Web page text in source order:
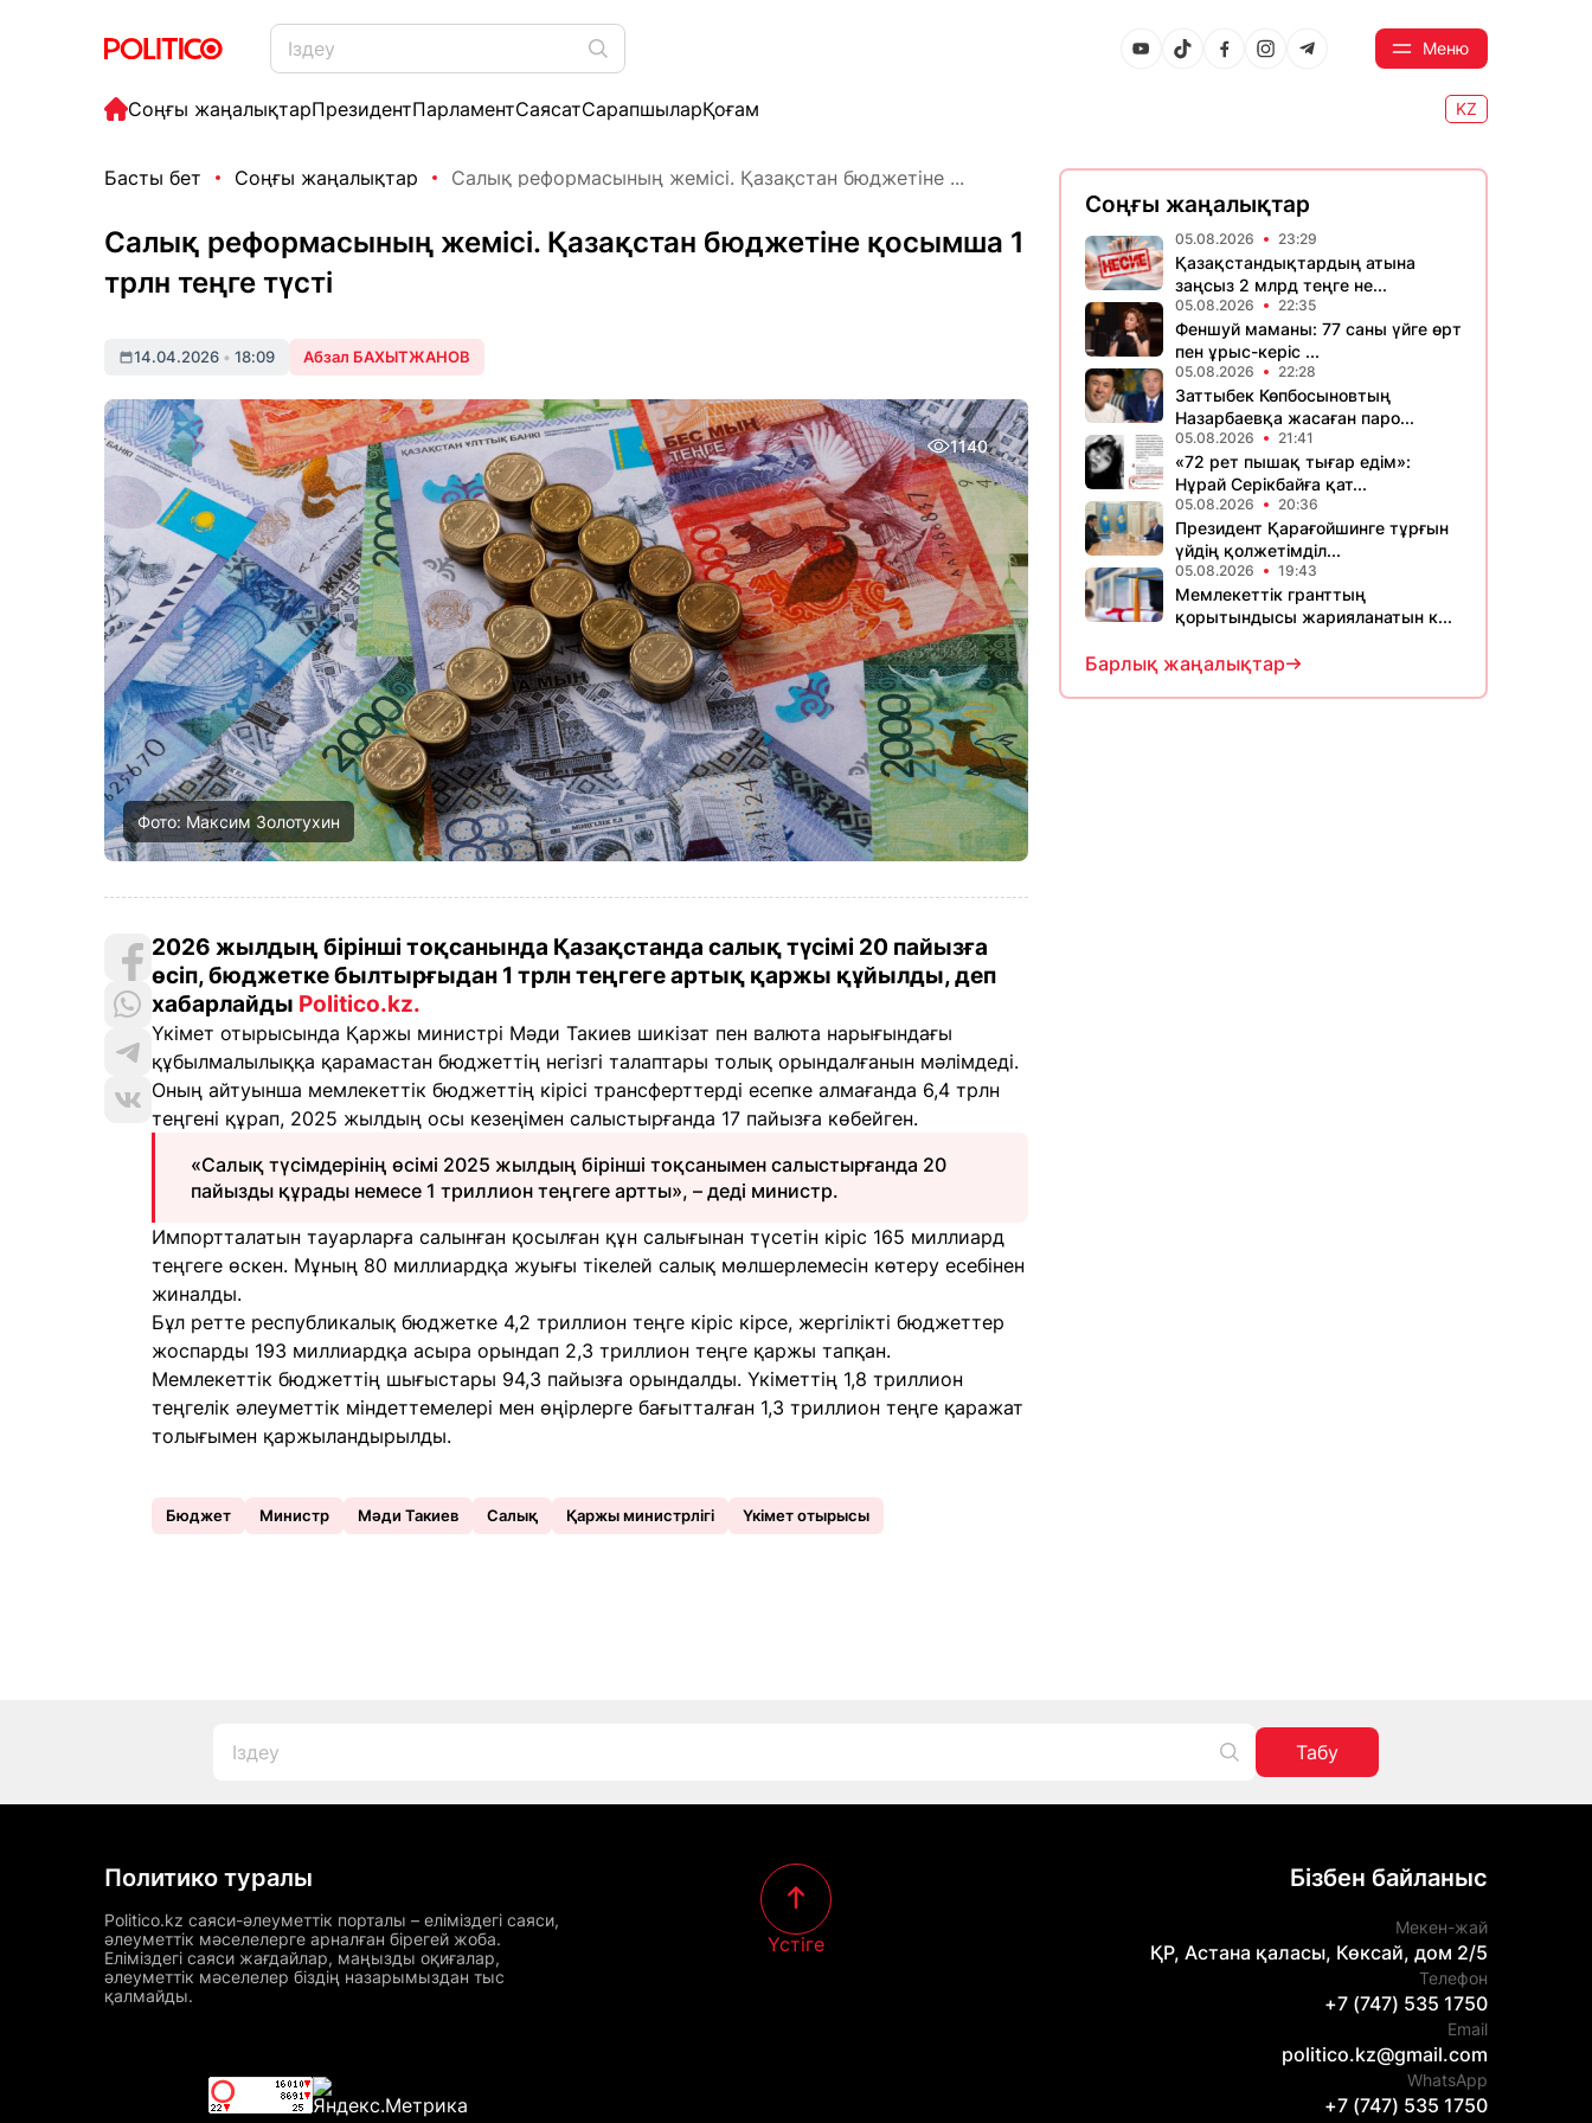
Меню
Соңғы жаңалықтарПрезидентПарламентСаясатСарапшыларҚоғам KZ
Басты бет Соңғы жаңалықтар Салық реформасының жемісі. Қазақстан бюджетіне ...
Салық реформасының жемісі. Қазақстан бюджетіне қосымша 1
трлн теңге түсті
14.04.2026 • 18:09 Абзал БАХЫТЖАНОВ
1140
Фото: Максим Золотухин
2026 жылдың бірінші тоқсанында Қазақстанда салық түсімі 20 пайызға
өсіп, бюджетке былтырғыдан 1 трлн теңгеге артық қаржы құйылды, деп
хабарлайды Politico.kz.
Үкімет отырысында Қаржы министрі Мәди Такиев шикізат пен валюта нарығындағы
құбылмалылыққа қарамастан бюджеттің негізгі талаптары толық орындалғанын мәлімдеді.
Оның айтуынша мемлекеттік бюджеттің кірісі трансферттерді есепке алмағанда 6,4 трлн
теңгені құрап, 2025 жылдың осы кезеңімен салыстырғанда 17 пайызға көбейген.
«Салық түсімдерінің өсімі 2025 жылдың бірінші тоқсанымен салыстырғанда 20
пайызды құрады немесе 1 триллион теңгеге артты», – деді министр.
Импортталатын тауарларға салынған қосылған құн салығынан түсетін кіріс 165 миллиард
теңгеге өскен. Мұның 80 миллиардқа жуығы тікелей салық мөлшерлемесін көтеру есебінен
жиналды.
Бұл ретте республикалық бюджетке 4,2 триллион теңге кіріс кірсе, жергілікті бюджеттер
жоспарды 193 миллиардқа асыра орындап 2,3 триллион теңге қаржы тапқан.
Мемлекеттік бюджеттің шығыстары 94,3 пайызға орындалды. Үкіметтің 1,8 триллион
теңгелік әлеуметтік міндеттемелері мен өңірлерге бағытталған 1,3 триллион теңге қаражат
толығымен қаржыландырылды.
Бюджет Министр Мәди Такиев Салық Қаржы министрлігі Үкімет отырысы
Соңғы жаңалықтар
05.08.2026 23:29
Қазақстандықтардың атына
заңсыз 2 млрд теңге не...
05.08.2026 22:35
Феншуй маманы: 77 саны үйге өрт
пен ұрыс-керіс ...
05.08.2026 22:28
Заттыбек Көпбосыновтың
Назарбаевқа жасаған паро...
05.08.2026 21:41
«72 рет пышақ тығар едім»:
Нұрай Серікбайға қат...
05.08.2026 20:36
Президент Қарағойшинге тұрғын
үйдің қолжетімділ...
05.08.2026 19:43
Мемлекеттік гранттың
қорытындысы жарияланатын к...
Барлық жаңалықтар
Табу
Политико туралы
Politico.kz саяси-әлеуметтік порталы – еліміздегі саяси,
әлеуметтік мәселелерге арналған бірегей жоба.
Еліміздегі саяси жағдайлар, маңызды оқиғалар,
әлеуметтік мәселелер біздің назарымыздан тыс
қалмайды.
Үстіге
Бізбен байланыс
Мекен-жай
ҚР, Астана қаласы, Көксай, дом 2/5
Телефон
+7 (747) 535 1750
Email
politico.kz@gmail.com
WhatsApp
+7 (747) 535 1750